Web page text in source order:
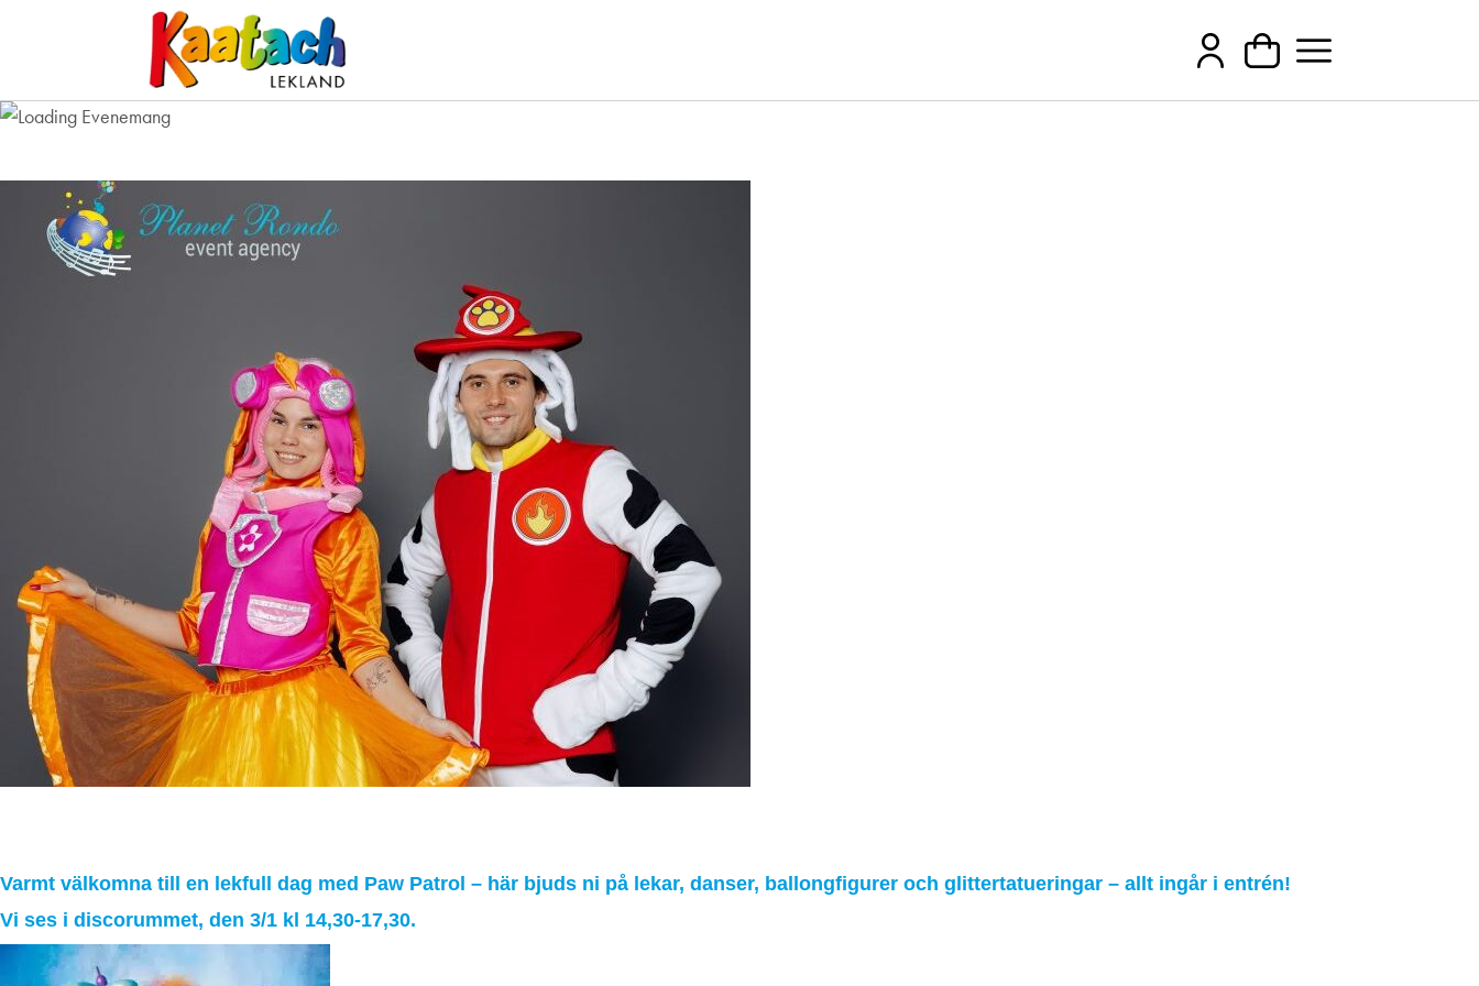
Varmt välkomna till en lekfull dag med Paw Patrol – här bjuds ni på lekar, danser, ballongfigurer och glittertatueringar – allt ingår i entrén!
Vi ses i discorummet, den 3/1 kl 14,30-17,30.